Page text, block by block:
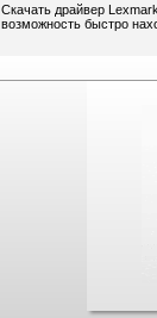
Скачать драйвер
возможность быстро